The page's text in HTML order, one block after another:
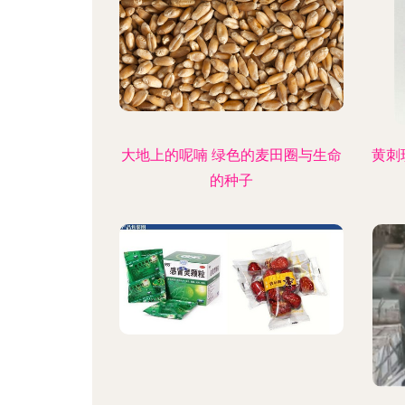
大地上的呢喃 绿色的麦田圈与生命
的种子
黄刺